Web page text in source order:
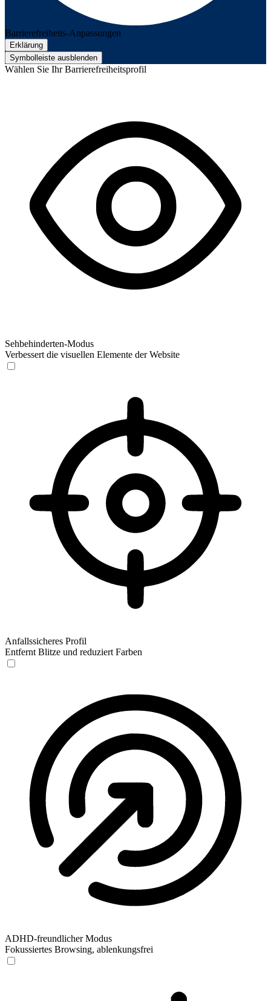
Barrierefreiheits-Anpassungen
Erklärung
Symbolleiste ausblenden
Wählen Sie Ihr Barrierefreiheitsprofil
Sehbehinderten-Modus
Verbessert die visuellen Elemente der Website
Anfallssicheres Profil
Entfernt Blitze und reduziert Farben
ADHD-freundlicher Modus
Fokussiertes Browsing, ablenkungsfrei